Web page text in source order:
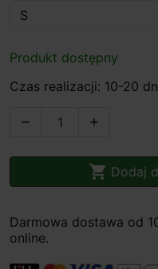
Produkt dostępny
Czas realizacji: 10-20
 
 Dodaj
Darmowa dostawa od
online.